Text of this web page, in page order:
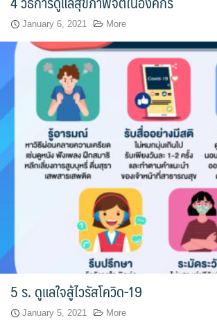
จำนวนบุคลากรและนักศึกษาโรงเรียนการเรือน
ตารางเรียน
ทำเนียบคณบดี
ทิศทางการดำเนินงานของมหาวิทยาลัยสวนดุสิต
ทุนการศึกษา
นักศึกษา
บันทึกเทปกิจกรรม
บุคลากรสายวิชาการ
บุคลากรสายสนับสนุนวิชาการ
ประวัติ วิสัยทัศน์ พันธกิจ โรงเรียนการเรือน
January 6, 2021 More
5 ร. ดูแลใจสู้ไวรัสโควิด-19
January 5, 2021 More